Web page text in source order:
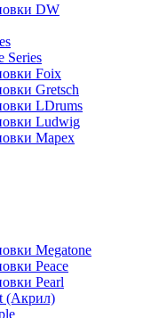
DW
Series
Foix
Gretsch
LDrums
Ludwig
Mapex
Megatone
Peace
Pearl
(Акрил)